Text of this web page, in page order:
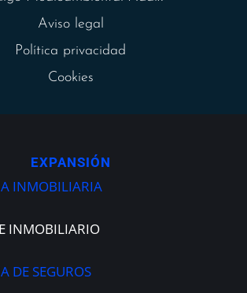
Aviso legal
Política privacidad
Cookies
EXPANSIÓN
INMOBILIARIA
INMOBILIARIO
DE SEGUROS